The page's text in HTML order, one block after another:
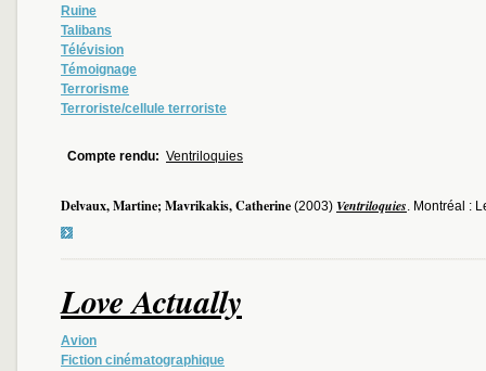
Ruine
Talibans
Télévision
Témoignage
Terrorisme
Terroriste/cellule terroriste
Compte rendu: Ventriloquies
Delvaux, Martine; Mavrikakis, Catherine (2003) Ventriloquies. Montréal :
Love Actually
Avion
Fiction cinématographique